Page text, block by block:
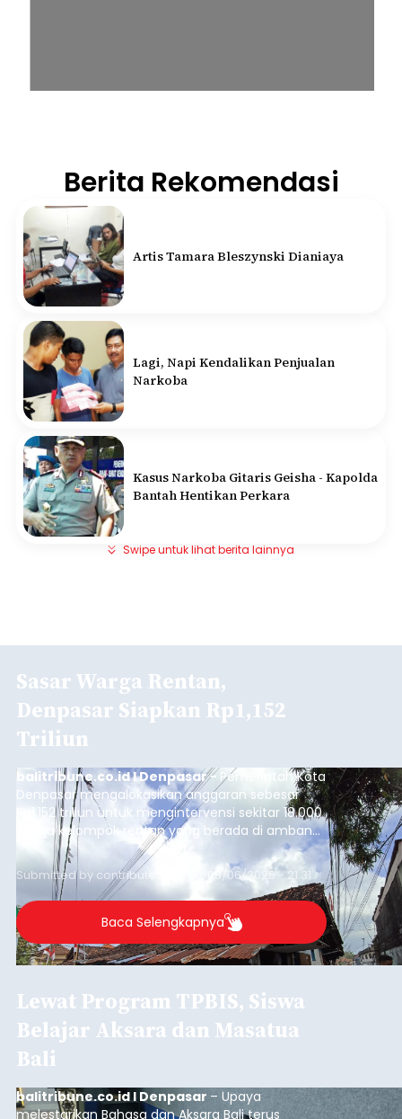
Berita Rekomendasi
Artis Tamara Bleszynski Dianiaya
Lagi, Napi Kendalikan Penjualan
Narkoba
Kasus Narkoba Gitaris Geisha - Kapolda
Bantah Hentikan Perkara
Swipe untuk lihat berita lainnya
Sasar Warga Rentan,
Denpasar Siapkan Rp1,152
Triliun
balitribune.co.id I Denpasar - Pemerintah Kota
Denpasar mengalokasikan anggaran sebesar
Rp1,152 triliun untuk mengintervensi sekitar 18.000
warga kelompok rentan yang berada di ambang
garis kemiskinan. Langkah strategis ini diambil
guna menjaga masyarakat yang berada pada
kelompok desil 5 dan 6 tersebut agar tidak
merosot ke kategori miskin.
Submitted by contributor Thu, 08/06/2026 - 21:31
Baca Selengkapnya
Lewat Program TPBIS, Siswa
Belajar Aksara dan Masatua
Bali
balitribune.co.id I Denpasar – Upaya
melestarikan Bahasa dan Aksara Bali terus